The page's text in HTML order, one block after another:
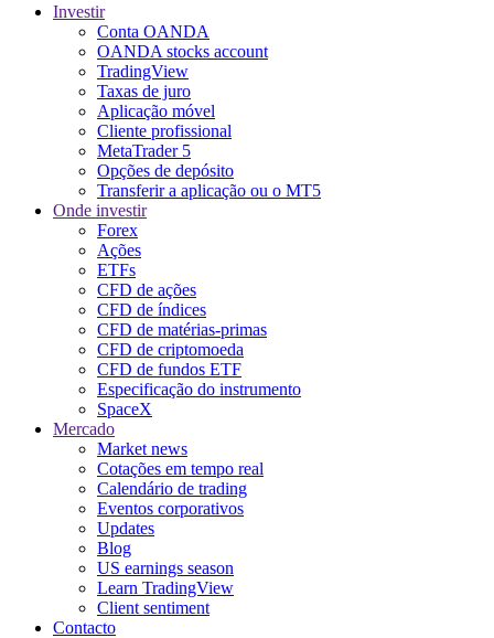
Investir
Conta OANDA
OANDA stocks account
TradingView
Taxas de juro
Aplicação móvel
Cliente profissional
MetaTrader 5
Opções de depósito
Transferir a aplicação ou o MT5
Onde investir
Forex
Ações
ETFs
CFD de ações
CFD de índices
CFD de matérias-primas
CFD de criptomoeda
CFD de fundos ETF
Especificação do instrumento
SpaceX
Mercado
Market news
Cotações em tempo real
Calendário de trading
Eventos corporativos
Updates
Blog
US earnings season
Learn TradingView
Client sentiment
Contacto